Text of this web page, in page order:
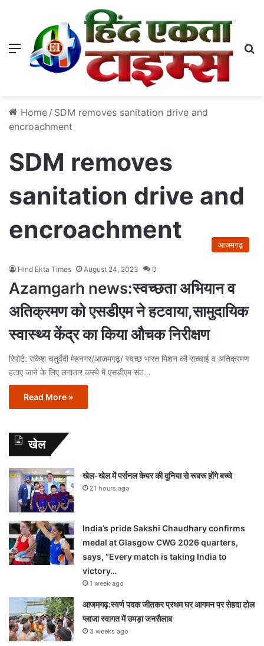
Menu
Home / SDM removes sanitation drive and
encroachment
SDM removes
sanitation drive and
encroachment
आजमगढ़
Hind Ekta Times August 24, 2023 0
Azamgarh news:स्वच्छता अभियान व
अतिक्रमण को एसडीएम ने हटवाया,सामुदायिक
स्वास्थ्य केंद्र का किया औचक निरीक्षण
रिपोर्ट: राकेश चतुर्वेदी मेहनगर/आज़मगढ़/ स्वच्छ भारत मिशन की सच्चाई व अतिक्रमण
हटाए जाने के लिए लगातार कस्बे में एसडीएम संत…
Read More »
खेल
खेल-खेल में पर्सनल केयर की दुनिया से रूबरू होंगे बच्चे
21 hours ago
India’s pride Sakshi Chaudhary confirms
medal at Glasgow CWG 2026 quarters,
says, “Every match is taking India to
victory…
1 week ago
आजमगढ़:स्वर्ण पदक जीतकर प्रथम घर आगमन पर सेहदा टोल
प्लाजा स्वागत में उमड़ा जनसैलाब
3 weeks ago